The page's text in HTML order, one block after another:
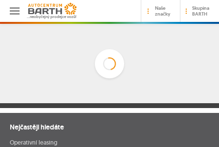
…neobyčejný prodejce vozů!
Naše
značky
Skupina
BARTH
Nejčastěji hledáte
Operativní leasing